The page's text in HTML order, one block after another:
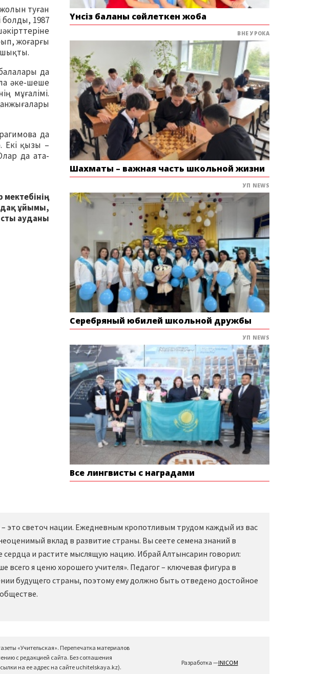
туған
болды, 1987
жоғарғы
шықты.
да
әке-шеше
мұғалімі.
да
Екі қызы –
да ата-
ұйымы,
ауданы
Үнсіз баланы сөйлеткен жоба
ВНЕ УРОКА
Шахматы – важная часть школьной жизни
УП NEWS
Серебряный юбилей школьной дружбы
УП NEWS
Все лингвисты с наградами
– это светоч нации. Ежедневным кропотливым трудом каждый из вас
вклад в развитие страны. Вы сеете семена знаний в
сердца и растите мыслящую нацию. Ибрай Алтынсарин говорил:
всего я ценю хорошего учителя». Педагог – ключевая фигура в
будущего страны, поэтому ему должно быть отведено достойное
«Учительская». Перепечатка материалов
с редакцией сайта. Без соглашения
на ее адрес на сайте uchitelskaya.kz).
Разработка —INICOM